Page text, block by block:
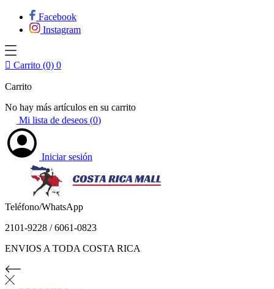
Facebook
Instagram
 Carrito (0) 0
Carrito
No hay más artículos en su carrito
Mi lista de deseos (0)
Iniciar sesión
Teléfono/WhatsApp
2101-9228 / 6061-0823
ENVIOS A TODA COSTA RICA